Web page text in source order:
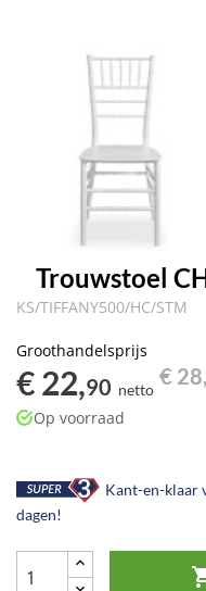
Trouwstoel
KS/TIFFANY500/HC/STM
Groothandelsprijs
€ 22,90 netto
€ 28,
Op voorraad
Kant-en-klaar
dagen!